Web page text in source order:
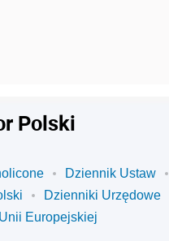
Polski
Dziennik Ustaw
Dzienniki Urzędowe
Europejskiej